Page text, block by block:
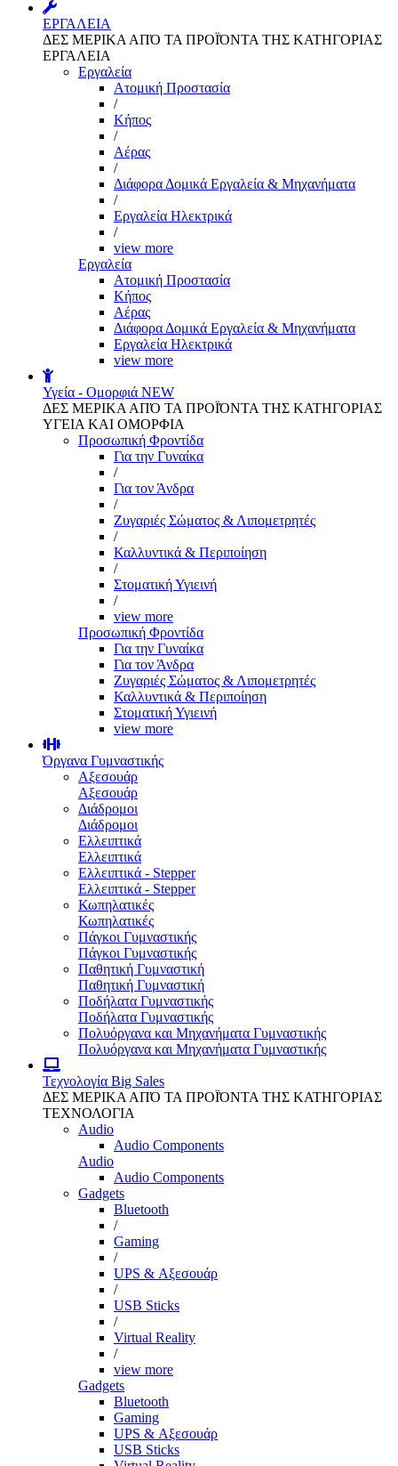
ΕΡΓΑΛΕΙΑ
ΔΕΣ ΜΕΡΙΚΑ ΑΠΌ ΤΑ ΠΡΟΪΌΝΤΑ ΤΗΣ ΚΑΤΗΓΟΡΙΑΣ
ΕΡΓΑΛΕΙΑ
Εργαλεία
Aτομική Προστασία
/
Kήπος
/
Αέρας
/
Διάφορα Δομικά Εργαλεία & Μηχανήματα
/
Εργαλεία Ηλεκτρικά
/
view more
Εργαλεία
Aτομική Προστασία
Kήπος
Αέρας
Διάφορα Δομικά Εργαλεία & Μηχανήματα
Εργαλεία Ηλεκτρικά
view more
Υγεία - Ομορφιά NEW
ΔΕΣ ΜΕΡΙΚΑ ΑΠΌ ΤΑ ΠΡΟΪΌΝΤΑ ΤΗΣ ΚΑΤΗΓΟΡΙΑΣ
ΥΓΕΙΑ ΚΑΙ ΟΜΟΡΦΙΑ
Προσωπική Φροντίδα
Για την Γυναίκα
/
Για τον Άνδρα
/
Ζυγαριές Σώματος & Λιπομετρητές
/
Καλλυντικά & Περιποίηση
/
Στοματική Υγιεινή
/
view more
Προσωπική Φροντίδα
Για την Γυναίκα
Για τον Άνδρα
Ζυγαριές Σώματος & Λιπομετρητές
Καλλυντικά & Περιποίηση
Στοματική Υγιεινή
view more
Όργανα Γυμναστικής
Αξεσουάρ
Αξεσουάρ
Διάδρομοι
Διάδρομοι
Ελλειπτικά
Ελλειπτικά
Ελλειπτικά - Stepper
Ελλειπτικά - Stepper
Κωπηλατικές
Κωπηλατικές
Πάγκοι Γυμναστικής
Πάγκοι Γυμναστικής
Παθητική Γυμναστική
Παθητική Γυμναστική
Ποδήλατα Γυμναστικής
Ποδήλατα Γυμναστικής
Πολυόργανα και Μηχανήματα Γυμναστικής
Πολυόργανα και Μηχανήματα Γυμναστικής
Τεχνολογία Big Sales
ΔΕΣ ΜΕΡΙΚΑ ΑΠΌ ΤΑ ΠΡΟΪΌΝΤΑ ΤΗΣ ΚΑΤΗΓΟΡΙΑΣ
ΤΕΧΝΟΛΟΓΙΑ
Audio
Audio Components
Audio
Audio Components
Gadgets
Bluetooth
/
Gaming
/
UPS & Αξεσουάρ
/
USB Sticks
/
Virtual Reality
/
view more
Gadgets
Bluetooth
Gaming
UPS & Αξεσουάρ
USB Sticks